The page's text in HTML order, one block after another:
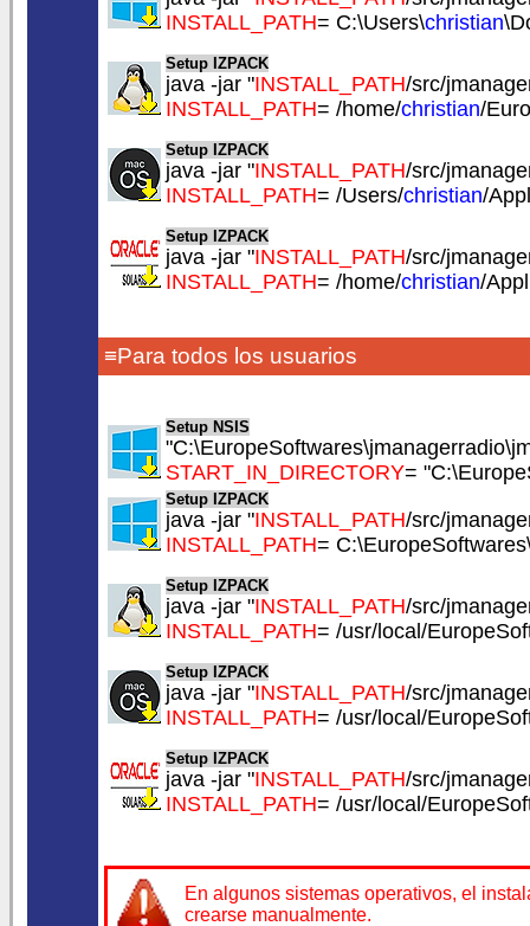
INSTALL_PATH= C:\Users\christian
Setup IZPACK
java -jar "INSTALL_PATH/src/
INSTALL_PATH= /home/christian/
Setup IZPACK
java -jar "INSTALL_PATH/src/
INSTALL_PATH= /Users/christian/
Setup IZPACK
java -jar "INSTALL_PATH/src/
INSTALL_PATH= /home/christian/
≡Para todos los usuarios
Setup NSIS
START_IN_DIRECTORY=
Setup IZPACK
java -jar "INSTALL_PATH/src/
INSTALL_PATH=
Setup IZPACK
java -jar "INSTALL_PATH/src/
INSTALL_PATH= /usr/local/
Setup IZPACK
java -jar "INSTALL_PATH/src/
INSTALL_PATH= /usr/local/
Setup IZPACK
java -jar "INSTALL_PATH/src/
INSTALL_PATH= /usr/local/
En algunos sistemas operativos, el
crearse manualmente.